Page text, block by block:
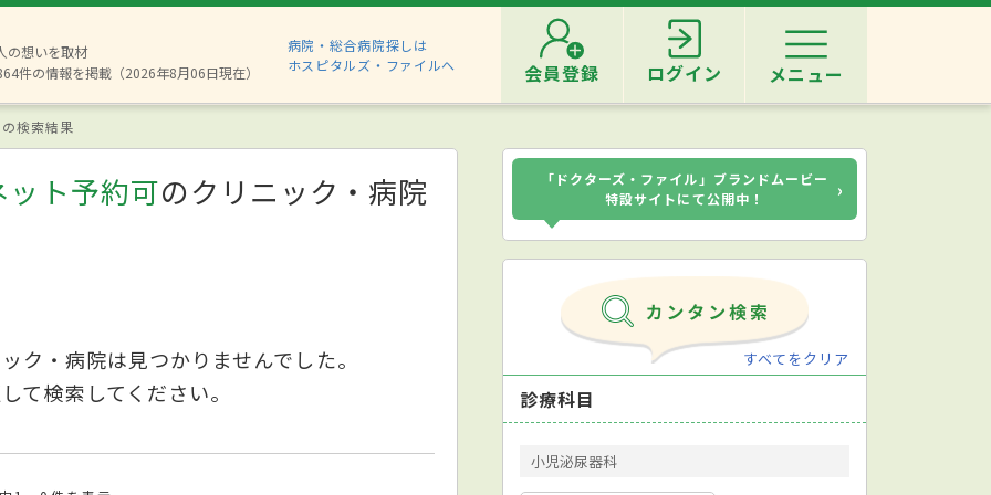
の想いを取材
件の情報を掲載（2026年8月06日現在）
病院・総合病院探しは
ホスピタルズ・ファイルへ
会員登録 ログイン メニュー
検索結果
ト予約可のクリニック・病院
ク・病院は見つかりませんでした。
て検索してください。
「ドクターズ・ファイル」ブランドムービー
特設サイトにて公開中！
›
すべてをクリア
診療科目
小児泌尿器科